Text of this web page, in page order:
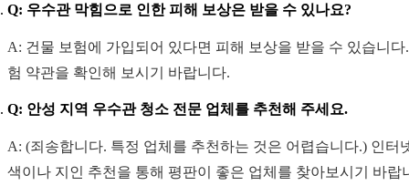
Q: 우수관 막힘으로 인한 피해 보상은 받을 수 있나요?
A: 건물 보험에 가입되어 있다면 피해 보상을 받을 수 있습니다
험 약관을 확인해 보시기 바랍니다.
Q: 안성 지역 우수관 청소 전문 업체를 추천해 주세요.
A: (죄송합니다. 특정 업체를 추천하는 것은 어렵습니다.) 인터
색이나 지인 추천을 통해 평판이 좋은 업체를 찾아보시기 바랍